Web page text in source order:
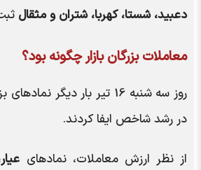
دعبید، شستا، کهربا، شتران و مثقال
معاملات بزرگان بازار چگونه بود؟
روز سه شنبه 16 تیر بار دیگر
در رشد شاخص ایفا کردند.
از نظر ارزش معاملات، نمادهای